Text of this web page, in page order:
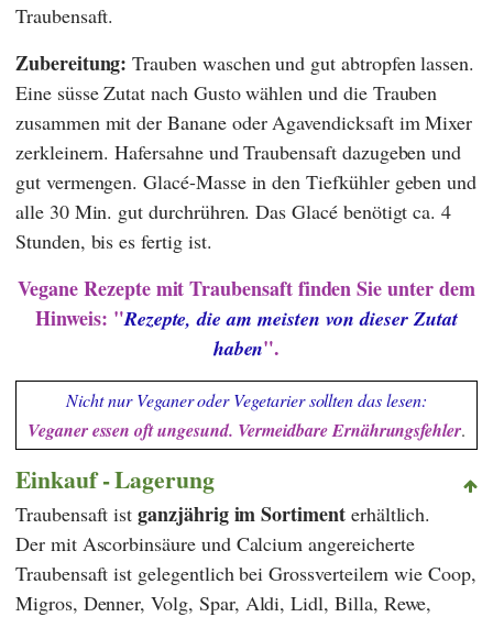
Traubensaft.
Zubereitung:Trauben waschen und gut abtropfen lassen.
Eine süsse Zutat nach Gusto wählen und die Trauben
zusammen mit der Banane oder Agavendicksaft im Mixer
zerkleinern. Hafersahne und Traubensaft dazugeben und
gut vermengen. Glacé-Masse in den Tiefkühler geben und
alle 30 Min. gut durchrühren. Das Glacé benötigt ca. 4
Stunden, bis es fertig ist.
Vegane Rezepte mit Traubensaft finden Sie unter dem
Hinweis: "Rezepte, die am meisten von dieser Zutat
haben".
Nicht nur Veganer oder Vegetarier sollten das lesen:
Veganer essen oft ungesund. Vermeidbare Ernährungsfehler.
Einkauf - Lagerung
Traubensaft istganzjährig im Sortiment erhältlich.
Der mit Ascorbinsäure und Calcium angereicherte
Traubensaft ist gelegentlich bei Grossverteilern wieCoop,
Migros, Denner,Volg, Spar, Aldi,Lidl, Billa, Rewe,